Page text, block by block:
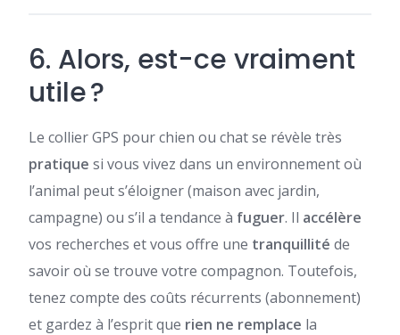
6. Alors, est-ce vraiment
utile ?
Le collier GPS pour chien ou chat se révèle très
pratique si vous vivez dans un environnement où
l’animal peut s’éloigner (maison avec jardin,
campagne) ou s’il a tendance à fuguer. Il accélère
vos recherches et vous offre une tranquillité de
savoir où se trouve votre compagnon. Toutefois,
tenez compte des coûts récurrents (abonnement)
et gardez à l’esprit que rien ne remplace la